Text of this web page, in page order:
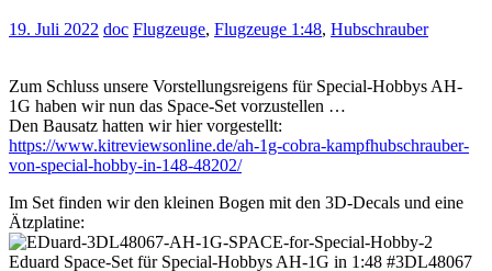
19. Juli 2022 doc Flugzeuge, Flugzeuge 1:48, Hubschrauber
Zum Schluss unsere Vorstellungsreigens für Special-Hobbys AH-
1G haben wir nun das Space-Set vorzustellen …
Den Bausatz hatten wir hier vorgestellt:
https://www.kitreviewsonline.de/ah-1g-cobra-kampfhubschrauber-
von-special-hobby-in-148-48202/
Im Set finden wir den kleinen Bogen mit den 3D-Decals und eine
Ätzplatine: